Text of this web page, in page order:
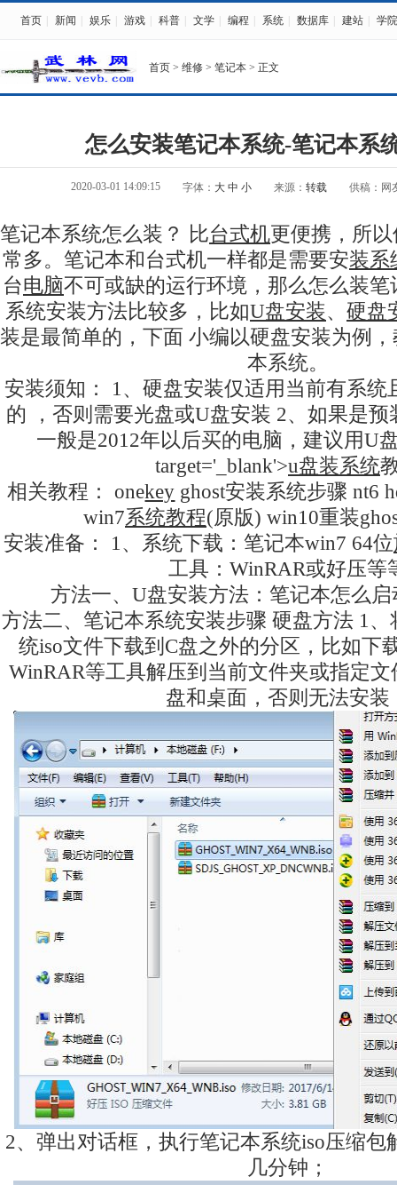
首页 新闻 娱乐 游戏 科普 文学 编程 系统 数据库 建站 学院
首页 > 维修 > 笔记本 > 正文
怎么安装笔记本系统-笔记本系
2020-03-01 14:09:15 字体： 大 中 小 来源： 转载 供稿：网
笔记本系统怎么装？ 比台式机更便携，所
常多。笔记本和台式机一样都是需要安装系
台电脑不可或缺的运行环境，那么怎么装
系统安装方法比较多，比如U盘安装、 硬盘
装是最简单的，下面 小编以硬盘安装为例
本系统。
安装须知： 1、硬盘安装仅适用当前有系统
的 ，否则需要光盘或U盘安装 2、如果是预
一般是2012年以后买的电脑，建议用U
target='_blank'>u盘装系统
相关教程： onekey ghost安装系统步骤 nt6
win7系统教程(原版) win10重装
安装准备： 1、系统下载：笔记本win7 64位
工具：WinRAR或好压等
方法一、U盘安装方法：笔记本怎么
方法二、笔记本系统安装步骤 硬盘方法 1
统iso文件下载到C盘之外的分区，比如下
WinRAR等工具解压到当前文件夹或指定
盘和桌面，否则无法安装
2、弹出对话框，执行笔记本系统iso压缩包
几分钟；